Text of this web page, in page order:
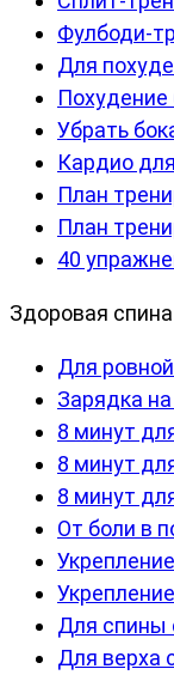
Фулбоди-
Для
Похудение
Убрать
Кардио
План
План
40
Здоровая спина
Для
Зарядка
8 минут
8 минут
8 минут
От боли в
Для спины
Для верха